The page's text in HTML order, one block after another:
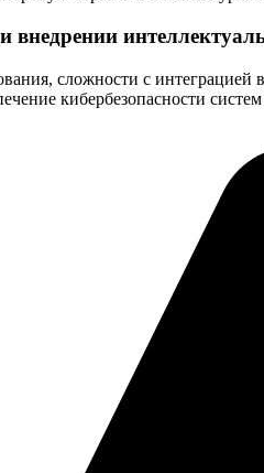
сложности с
кибербезопасности